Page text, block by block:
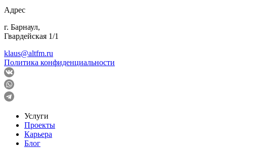
Адрес
г. Барнаул,
Гвардейская 1/1
klaus@altfm.ru
Политика конфиденциальности
Услуги
Проекты
Карьера
Блог